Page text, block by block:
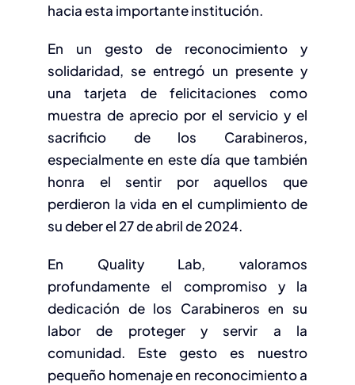
hacia esta importante institución.
En un gesto de reconocimiento y
solidaridad, se entregó un presente y
una tarjeta de felicitaciones como
muestra de aprecio por el servicio y el
sacrificio de los Carabineros,
especialmente en este día que también
honra el sentir por aquellos que
perdieron la vida en el cumplimiento de
su deber el 27 de abril de 2024.
En Quality Lab, valoramos
profundamente el compromiso y la
dedicación de los Carabineros en su
labor de proteger y servir a la
comunidad. Este gesto es nuestro
pequeño homenaje en reconocimiento a